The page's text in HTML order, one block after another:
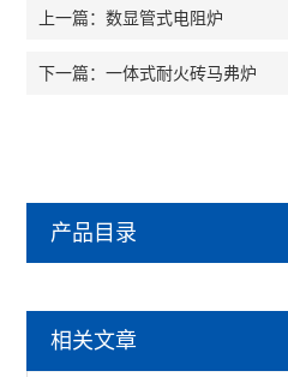
上一篇：数显管式电阻炉
下一篇：一体式耐火砖马弗炉
产品目录
箱式气氛炉
相关文章